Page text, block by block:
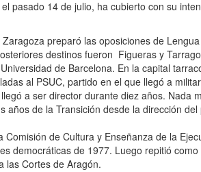
pasado 14 de julio, ha cubierto con su
preparó las oposiciones de
destinos fueron Figueras y
de Barcelona. En la capital
al PSUC, partido en el que llegó a
a ser director durante diez años. Nada
de la Transición desde la dirección del
de Cultura y Enseñanza de la
democráticas de 1977. Luego repitió
las Cortes de Aragón.